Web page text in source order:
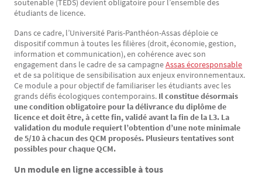
soutenable (TEDS) devient obligatoire pour l’ensemble des
étudiants de licence.
Dans ce cadre, l’Université Paris-Panthéon-Assas déploie ce
dispositif commun à toutes les filières (droit, économie, gestion,
information et communication), en cohérence avec son
engagement dans le cadre de sa campagneAssas écoresponsable
et de sa politique de sensibilisation aux enjeux environnementaux.
Ce module a pour objectif de familiariser les étudiants avec les
grands défis écologiques contemporains. Il constitue désormais
une condition obligatoire pour la délivrance du diplôme de
licence et doit être, à cette fin, validé avant la fin de la L3. La
validation du module requiert l’obtention d’une note minimale
de 5/10 à chacun des QCM proposés. Plusieurs tentatives sont
possibles pour chaque QCM.
Un module en ligne accessible à tous